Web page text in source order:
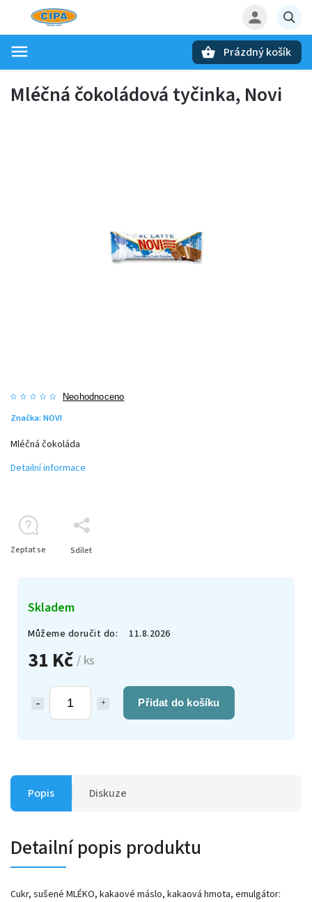
Prázdný košík
Mléčná čokoládová tyčinka, Novi
Neohodnoceno
Značka: NOVI
31 Kč/ ks
Přidat do košíku
Skladem
Můžeme doručit do: 11.8.2026
Mléčná čokoláda
Detailní informace
Zeptat se Sdílet
Popis Diskuze
Detailní popis produktu
Cukr, sušené MLÉKO, kakaové máslo, kakaová hmota, emulgátor: